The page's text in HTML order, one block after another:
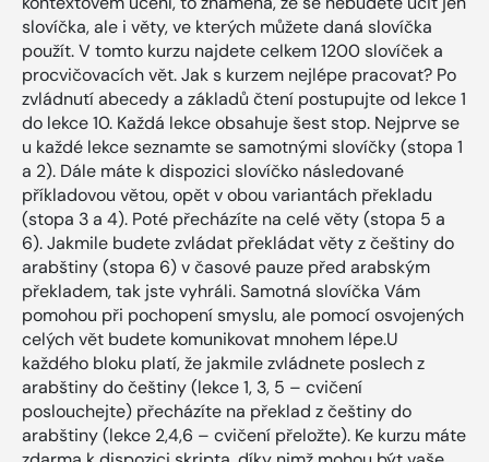
slovíčka, ale i věty, ve kterých můžete daná slovíčka
použít. V tomto kurzu najdete celkem 1200 slovíček a
procvičovacích vět. Jak s kurzem nejlépe pracovat? Po
zvládnutí abecedy a základů čtení postupujte od lekce 1
do lekce 10. Každá lekce obsahuje šest stop. Nejprve se
u každé lekce seznamte se samotnými slovíčky (stopa 1
a 2). Dále máte k dispozici slovíčko následované
příkladovou větou, opět v obou variantách překladu
(stopa 3 a 4). Poté přecházíte na celé věty (stopa 5 a
6). Jakmile budete zvládat překládat věty z češtiny do
arabštiny (stopa 6) v časové pauze před arabským
překladem, tak jste vyhráli. Samotná slovíčka Vám
pomohou při pochopení smyslu, ale pomocí osvojených
celých vět budete komunikovat mnohem lépe.U
každého bloku platí, že jakmile zvládnete poslech z
arabštiny do češtiny (lekce 1, 3, 5 – cvičení
poslouchejte) přecházíte na překlad z češtiny do
arabštiny (lekce 2,4,6 – cvičení přeložte). Ke kurzu máte